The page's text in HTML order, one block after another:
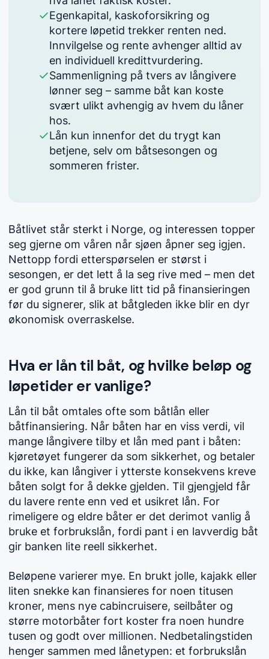
Egenkapital, kaskoforsikring og
kortere løpetid trekker renten ned.
Innvilgelse og rente avhenger alltid av
en individuell kredittvurdering.
Sammenligning på tvers av långivere
lønner seg – samme båt kan koste
svært ulikt avhengig av hvem du låner
hos.
Lån kun innenfor det du trygt kan
betjene, selv om båtsesongen og
sommeren frister.
Båtlivet står sterkt i Norge, og interessen topper
seg gjerne om våren når sjøen åpner seg igjen.
Nettopp fordi etterspørselen er størst i
sesongen, er det lett å la seg rive med – men det
er god grunn til å bruke litt tid på finansieringen
før du signerer, slik at båtgleden ikke blir en dyr
økonomisk overraskelse.
Hva er lån til båt, og hvilke beløp og
løpetider er vanlige?
Lån til båt omtales ofte som båtlån eller
båtfinansiering. Når båten har en viss verdi, vil
mange långivere tilby et lån med pant i båten:
kjøretøyet fungerer da som sikkerhet, og betaler
du ikke, kan långiver i ytterste konsekvens kreve
båten solgt for å dekke gjelden. Til gjengjeld får
du lavere rente enn ved et usikret lån. For
rimeligere og eldre båter er det derimot vanlig å
bruke et forbrukslån, fordi pant i en lavverdig båt
gir banken lite reell sikkerhet.
Beløpene varierer mye. En brukt jolle, kajakk eller
liten snekke kan finansieres for noen titusen
kroner, mens nye cabincruisere, seilbåter og
større motorbåter fort koster fra noen hundre
tusen og godt over millionen. Nedbetalingstiden
henger sammen med lånetypen: et forbrukslån